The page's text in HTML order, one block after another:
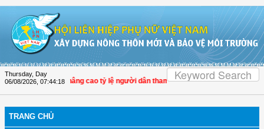
Thursday, Day
06/08/2026 07:44:19
góp phần nâng cao tỷ lệ người dân tham gia bảo hiểm y tế
TRANG CHỦ